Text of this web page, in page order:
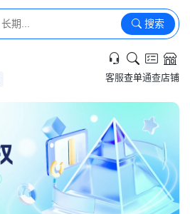
搜索
客服查单通查店铺